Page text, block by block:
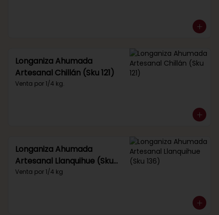
Longaniza Ahumada
Artesanal Chillán (Sku 121)
Venta por 1/4 kg.
Longaniza Ahumada
Artesanal Llanquihue (Sku
136)
Venta por 1/4 kg